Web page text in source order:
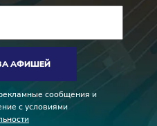
АФИШЕЙ
сообщения и
с условиями